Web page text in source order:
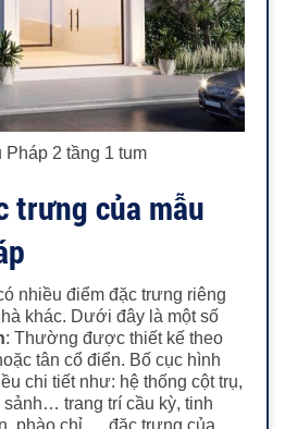
Pháp 2 tầng 1 tum
trưng của mẫu
nhiều điểm đặc trưng riêng
khác. Dưới đây là một số
: Thường được thiết kế theo
tân cổ điển. Bố cục hình
chi tiết như: hệ thống cột trụ,
trang trí cầu kỳ, tinh
phào chỉ,… đặc trưng của